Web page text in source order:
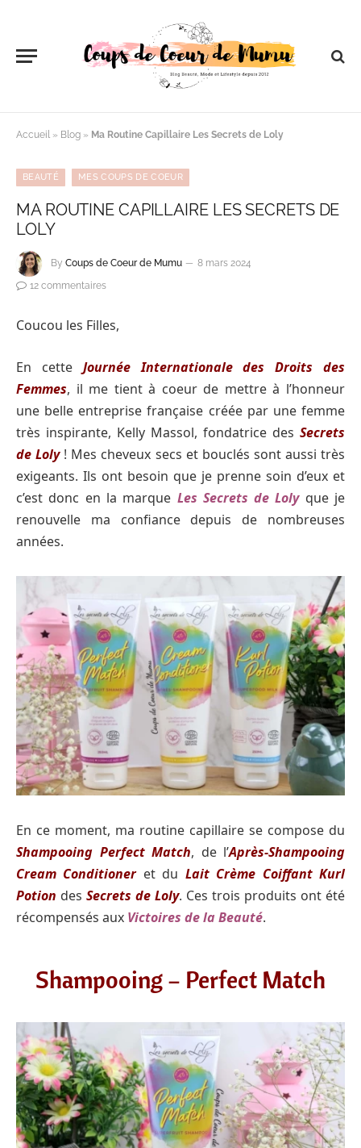
Accueil » Blog » Ma Routine Capillaire Les Secrets de Loly
BEAUTÉ MES COUPS DE COEUR
MA ROUTINE CAPILLAIRE LES SECRETS DE
LOLY
By Coups de Coeur de Mumu
8 mars 2024
12 commentaires
Coucou les Filles,
En cette Journée Internationale des Droits des
Femmes, il me tient à coeur de mettre à l’honneur
une belle entreprise française créée par une femme
très inspirante, Kelly Massol, fondatrice des Secrets
de Loly! Mes cheveux secs et bouclés sont aussi très
exigeants. Ils ont besoin que je prenne soin d’eux et
c’est donc en la marque Les Secrets de Lolyque je
renouvelle ma confiance depuis de nombreuses
années.
En ce moment, ma routine capillaire se compose du
Shampooing Perfect Match, de l’Après-Shampooing
Cream Conditioneret du Lait Crème Coiffant Kurl
Potion des Secrets de Loly. Ces trois produits ont été
récompensés aux Victoires de la Beauté.
Shampooing – Perfect Match